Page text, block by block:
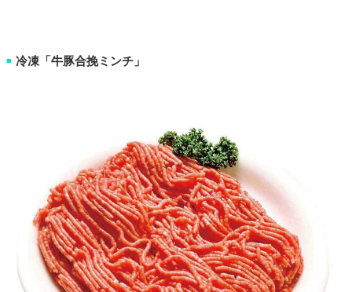
■ 冷凍「牛豚合挽ミンチ」